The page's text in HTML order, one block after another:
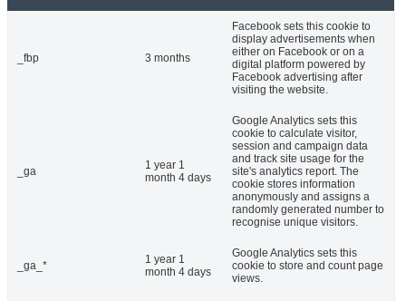
_fbp 3 months
Facebook sets this cookie to
display advertisements when
either on Facebook or on a
digital platform powered by
Facebook advertising after
visiting the website.
_ga
1 year 1
month 4 days
Google Analytics sets this
cookie to calculate visitor,
session and campaign data
and track site usage for the
site's analytics report. The
cookie stores information
anonymously and assigns a
randomly generated number to
recognise unique visitors.
_ga_*
1 year 1
month 4 days
Google Analytics sets this
cookie to store and count page
views.